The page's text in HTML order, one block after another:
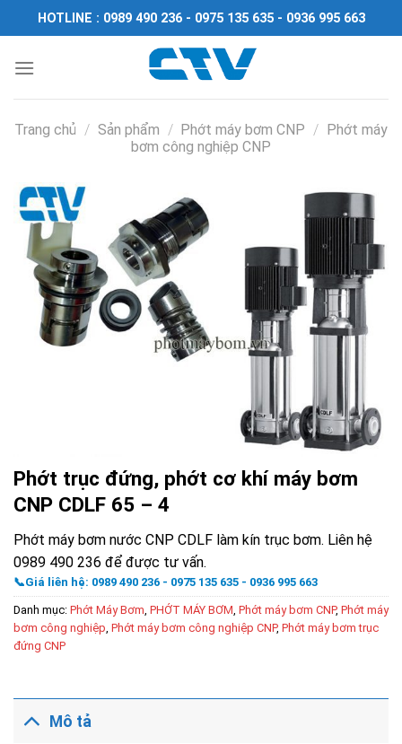
Chuyển
đến
dung
HOTLINE : 0989 490 236 - 0975 135 635 - 0936 995 663
Trang chủ / Sản phẩm / Phớt máy bơm CNP / Phớt máy
bơm công nghiệp CNP
Phớt trục đứng, phớt cơ khí máy bơm
CNP CDLF 65 – 4
Phớt máy bơm nước CNP CDLF làm kín trục bơm. Liên hệ
0989 490 236 để được tư vấn.
📞Giá liên hệ: 0989 490 236 - 0975 135 635 - 0936 995 663
Danh mục: Phớt Máy Bơm, PHỚT MÁY BƠM, Phớt máy bơm CNP, Phớt máy
bơm công nghiệp, Phớt máy bơm công nghiệp CNP, Phớt máy bơm trục
đứng CNP
Mô tả